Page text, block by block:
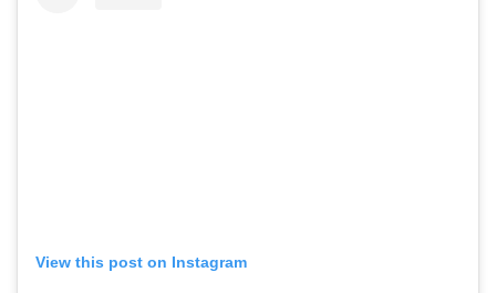
View this post on Instagram